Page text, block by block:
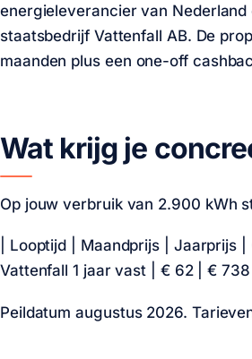
energieleverancier van
staatsbedrijf Vattenfall AB. De
maanden plus een one-off
Wat krijg je
Op jouw verbruik van 2.900 kWh
| Looptijd | Maandprijs |
Vattenfall 1 jaar vast | € 62|€ 738
Peildatum augustus 2026.